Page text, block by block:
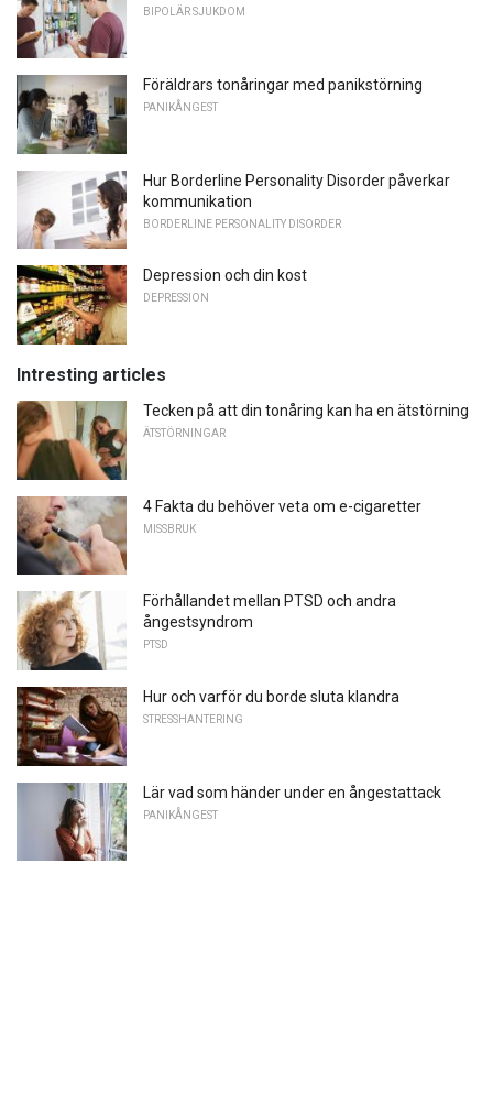
BIPOLÄR SJUKDOM
Föräldrars tonåringar med panikstörning
PANIKÅNGEST
Hur Borderline Personality Disorder påverkar
kommunikation
BORDERLINE PERSONALITY DISORDER
Depression och din kost
DEPRESSION
Intresting articles
Tecken på att din tonåring kan ha en ätstörning
ÄTSTÖRNINGAR
4 Fakta du behöver veta om e-cigaretter
MISSBRUK
Förhållandet mellan PTSD och andra
ångestsyndrom
PTSD
Hur och varför du borde sluta klandra
STRESSHANTERING
Lär vad som händer under en ångestattack
PANIKÅNGEST